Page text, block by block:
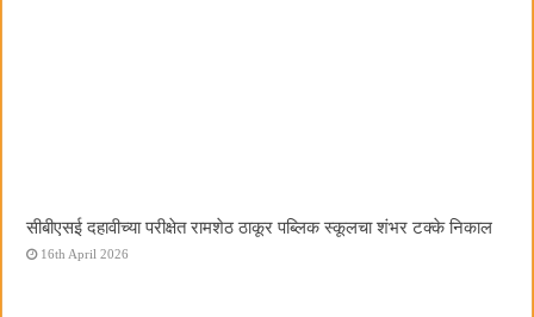
सीबीएसई दहावीच्या परीक्षेत रामशेठ ठाकूर पब्लिक स्कूलचा शंभर टक्के निकाल
16th April 2026